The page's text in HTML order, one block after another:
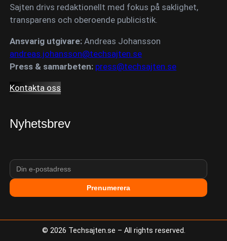
Sajten drivs redaktionellt med fokus på saklighet,
transparens och oberoende publicistik.
Ansvarig utgivare: Andreas Johansson
andreas.johansson@techsajten.se
Press & samarbeten: press@techsajten.se
Kontakta oss
Nyhetsbrev
Prenumerera
© 2026 Techsajten.se – All rights reserved.